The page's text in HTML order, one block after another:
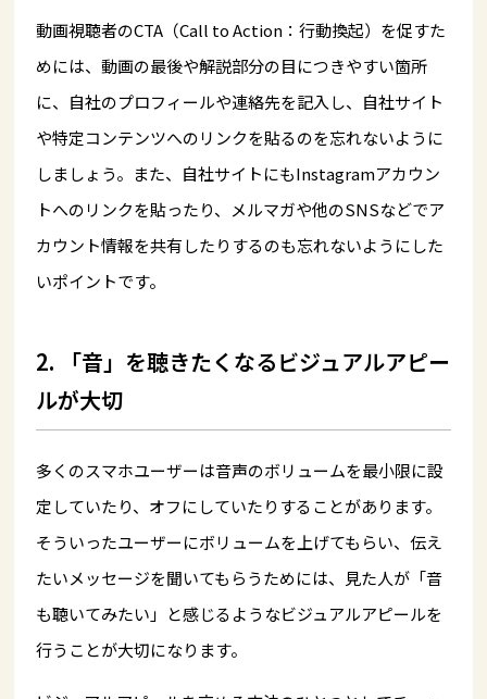
動画視聴者のCTA（Call to Action：行動換起）を促すた
めには、動画の最後や解説部分の目につきやすい箇所
に、自社のプロフィールや連絡先を記入し、自社サイト
や特定コンテンツへのリンクを貼るのを忘れないように
しましょう。また、自社サイトにもInstagramアカウン
トへのリンクを貼ったり、メルマガや他のSNSなどでア
カウント情報を共有したりするのも忘れないようにした
いポイントです。
2. 「音」を聴きたくなるビジュアルアピー
ルが大切
多くのスマホユーザーは音声のボリュームを最小限に設
定していたり、オフにしていたりすることがあります。
そういったユーザーにボリュームを上げてもらい、伝え
たいメッセージを聞いてもらうためには、見た人が「音
も聴いてみたい」と感じるようなビジュアルアピールを
行うことが大切になります。